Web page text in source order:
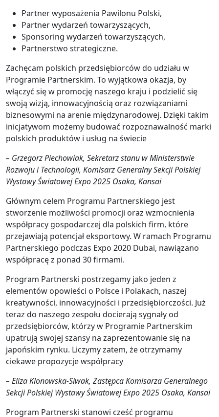
Partner wyposażenia Pawilonu Polski,
Partner wydarzeń towarzyszących,
Sponsoring wydarzeń towarzyszących,
Partnerstwo strategiczne.
Zachęcam polskich przedsiębiorców do udziału w
Programie Partnerskim. To wyjątkowa okazja, by
włączyć się w promocję naszego kraju i podzielić się
swoją wizją, innowacyjnością oraz rozwiązaniami
biznesowymi na arenie międzynarodowej. Dzięki takim
inicjatywom możemy budować rozpoznawalność marki
polskich produktów i usług na świecie
– Grzegorz Piechowiak, Sekretarz stanu w Ministerstwie
Rozwoju i Technologii, Komisarz Generalny Sekcji Polskiej
Wystawy Światowej Expo 2025 Osaka, Kansai
Głównym celem Programu Partnerskiego jest
stworzenie możliwości promocji oraz wzmocnienia
współpracy gospodarczej dla polskich firm, które
przejawiają potencjał eksportowy. W ramach Programu
Partnerskiego podczas Expo 2020 Dubai, nawiązano
współpracę z ponad 30 firmami.
Program Partnerski postrzegamy jako jeden z
elementów opowieści o Polsce i Polakach, naszej
kreatywności, innowacyjności i przedsiębiorczości. Już
teraz do naszego zespołu docierają sygnały od
przedsiębiorców, którzy w Programie Partnerskim
upatrują swojej szansy na zaprezentowanie się na
japońskim rynku. Liczymy zatem, że otrzymamy
ciekawe propozycje współpracy
– Eliza Klonowska-Siwak, Zastępca Komisarza Generalnego
Sekcji Polskiej Wystawy Światowej Expo 2025 Osaka, Kansai
Program Partnerski stanowi cześć programu